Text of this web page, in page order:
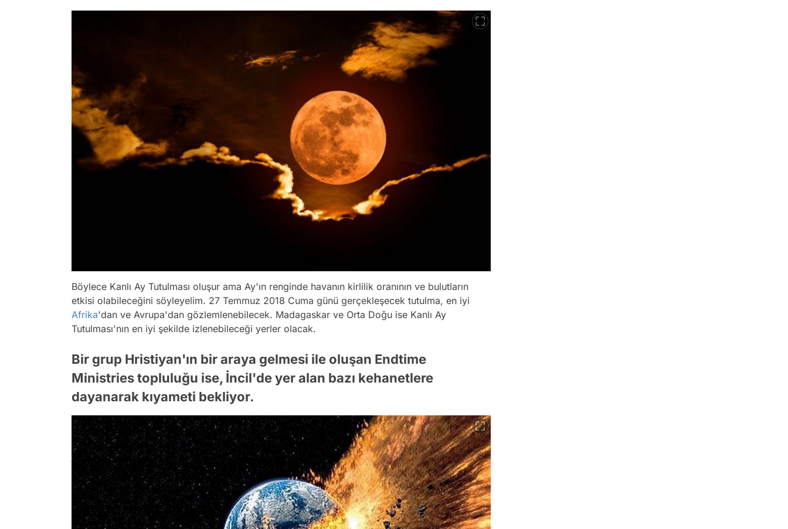
Böylece Kanlı Ay Tutulması oluşur ama Ay'ın renginde havanın kirlilik oranının ve bulutların
etkisi olabileceğini söyleyelim. 27 Temmuz 2018 Cuma günü gerçekleşecek tutulma, en iyi
Afrika'dan ve Avrupa'dan gözlemlenebilecek. Madagaskar ve Orta Doğu ise Kanlı Ay
Tutulması'nın en iyi şekilde izlenebileceği yerler olacak.
Bir grup Hristiyan'ın bir araya gelmesi ile oluşan Endtime
Ministries topluluğu ise, İncil'de yer alan bazı kehanetlere
dayanarak kıyameti bekliyor.